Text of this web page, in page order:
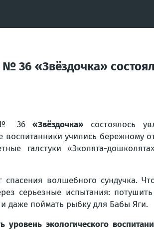
36 «Звёздочка»
№ 36«Звёздочка» состоялось
воспитанники учились
галстуки «Эколята-
волшебного сундучка.
серьезные испытания:
даже поймать рыбку для Бабы Яги.
уровень экологического